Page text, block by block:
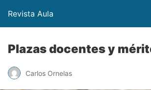
Revista Aula
Plazas docentes y
Carlos Ornelas